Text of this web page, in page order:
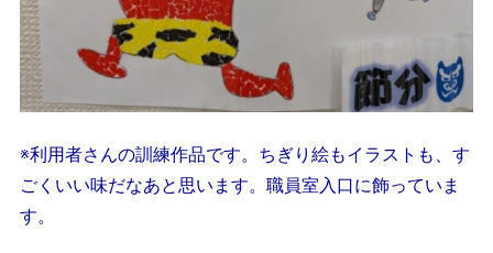
※利用者さんの訓練作品です。ちぎり絵もイラストも、す
ごくいい味だなあと思います。職員室入口に飾っていま
す。